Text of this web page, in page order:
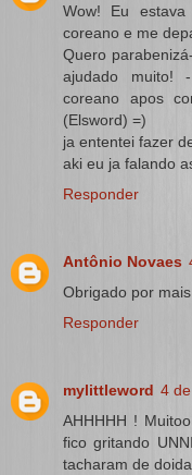
Wow! Eu
coreano e me
Quero
ajudado muito!
coreano apos
(Elsword) =)
ja ententei fazer
aki eu ja falando
Responder
Antônio Novaes
Obrigado por
Responder
mylittleword 4
AHHHHH !
fico gritando
tacharam de